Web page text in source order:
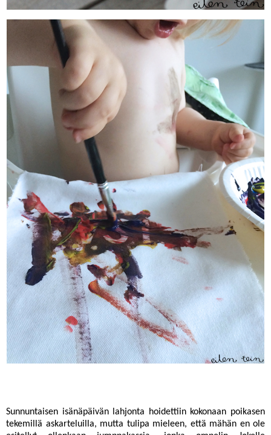
Sunnuntaisen isänäpäivän lahjonta hoidettiin kokonaan poikasen
tekemillä askarteluilla, mutta tulipa mieleen, että mähän en ole